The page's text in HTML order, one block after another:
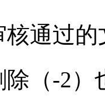
过的
（-2